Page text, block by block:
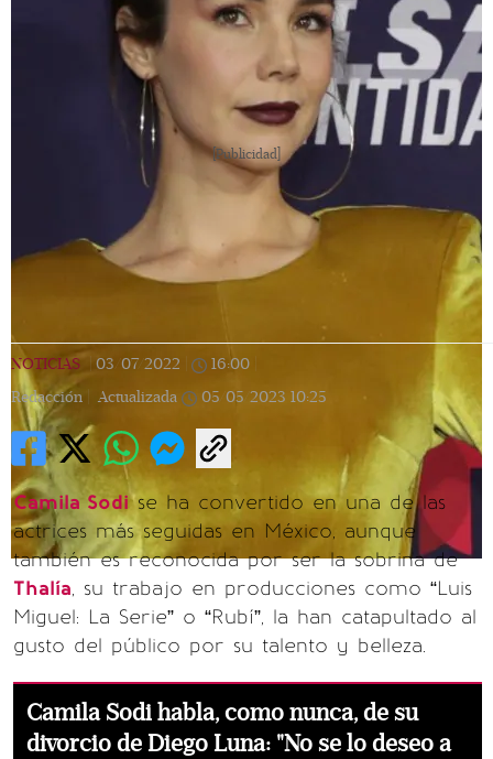
[Publicidad]
NOTICIAS 03/07/2022 16:00
Redacción |
Actualizada 05/05/2023 10:25
Camila Sodise ha convertido en una de las
actrices más seguidas en México, aunque
también es reconocida por ser la sobrina de
Thalía, su trabajo en producciones como “Luis
Miguel: La Serie” o “Rubí”, la han catapultado al
gusto del público por su talento y belleza.
Camila Sodi habla, como nunca, de su
divorcio de Diego Luna: "No se lo deseo a